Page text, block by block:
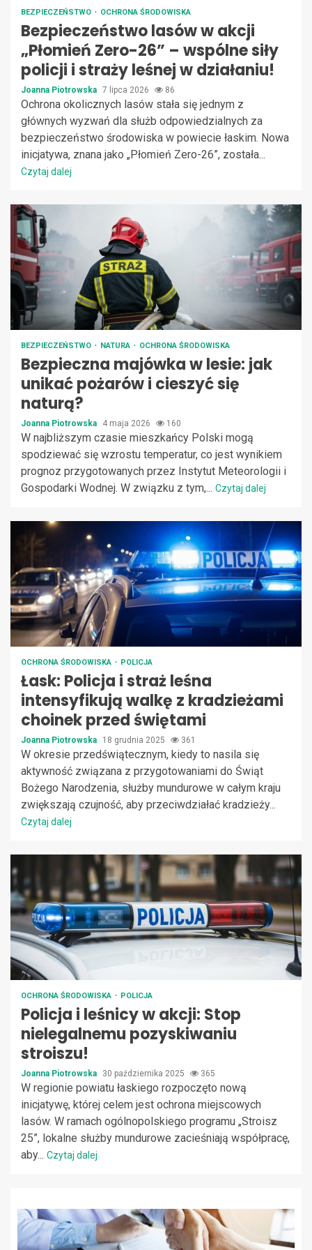
BEZPIECZEŃSTWO OCHRONA ŚRODOWISKA
Bezpieczeństwo lasów w akcji
„Płomień Zero-26” – wspólne siły
policji i straży leśnej w działaniu!
Joanna Piotrowska 7 lipca 2026 86
Ochrona okolicznych lasów stała się jednym z
głównych wyzwań dla służb odpowiedzialnych za
bezpieczeństwo środowiska w powiecie łaskim. Nowa
inicjatywa, znana jako „Płomień Zero-26”, została...
Czytaj dalej
BEZPIECZEŃSTWO NATURA OCHRONA ŚRODOWISKA
Bezpieczna majówka w lesie: jak
unikać pożarów i cieszyć się
naturą?
Joanna Piotrowska 4 maja 2026 160
W najbliższym czasie mieszkańcy Polski mogą
spodziewać się wzrostu temperatur, co jest wynikiem
prognoz przygotowanych przez Instytut Meteorologii i
Gospodarki Wodnej. W związku z tym,... Czytaj dalej
OCHRONA ŚRODOWISKA POLICJA
Łask: Policja i straż leśna
intensyfikują walkę z kradzieżami
choinek przed świętami
Joanna Piotrowska 18 grudnia 2025 361
W okresie przedświątecznym, kiedy to nasila się
aktywność związana z przygotowaniami do Świąt
Bożego Narodzenia, służby mundurowe w całym kraju
zwiększają czujność, aby przeciwdziałać kradzieży...
Czytaj dalej
OCHRONA ŚRODOWISKA POLICJA
Policja i leśnicy w akcji: Stop
nielegalnemu pozyskiwaniu
stroiszu!
Joanna Piotrowska 30 października 2025 365
W regionie powiatu łaskiego rozpoczęto nową
inicjatywę, której celem jest ochrona miejscowych
lasów. W ramach ogólnopolskiego programu „Stroisz
25”, lokalne służby mundurowe zacieśniają współpracę,
aby... Czytaj dalej